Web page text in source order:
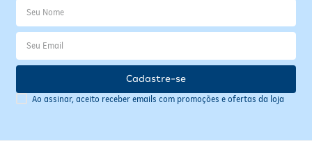
Ao assinar, aceito receber emails com promoções e ofertas da loja
Cadastre-se